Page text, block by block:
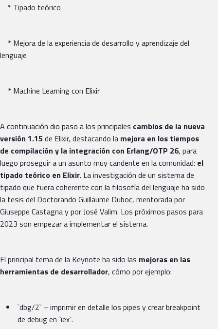
* Tipado teórico
* Mejora de la experiencia de desarrollo y aprendizaje del
lenguaje
* Machine Learning con Elixir
A continuación dio paso a los principales cambios de la nueva
versión 1.15 de Elixir, destacando la mejora en los tiempos
de compilación y la integración con Erlang/OTP 26, para
luego proseguir a un asunto muy candente en la comunidad: el
tipado teórico en Elixir. La investigación de un sistema de
tipado que fuera coherente con la filosofía del lenguaje ha sido
la tesis del Doctorando Guillaume Duboc, mentorada por
Giuseppe Castagna y por José Valim. Los próximos pasos para
2023 son empezar a implementar el sistema.
El principal tema de la Keynote ha sido las mejoras en las
herramientas de desarrollador, cómo por ejemplo:
`dbg/2` – imprimir en detalle los pipes y crear breakpoint
de debug en `iex`.